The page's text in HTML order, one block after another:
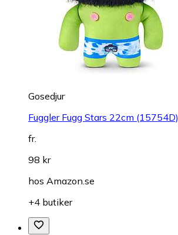
Gosedjur
Fuggler Fugg Stars 22cm (15754D)
fr.
98 kr
hos Amazon.se
+4 butiker